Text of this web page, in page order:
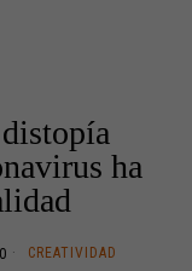
ha
CREATIVIDAD